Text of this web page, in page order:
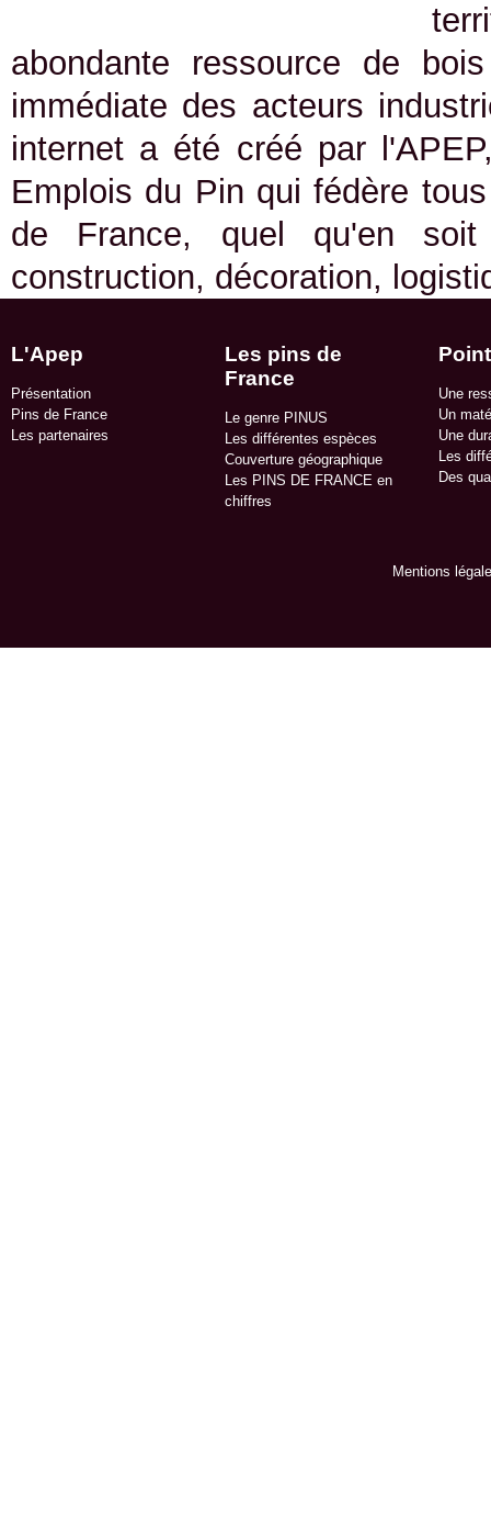
abondante ressource de
immédiate des acteurs
internet a été créé par
Emplois du Pin qui fédère
de France, quel qu'en soit
construction, décoration,
L'Apep
Présentation
Pins de France
Les partenaires
Les pins de
France
Le genre PINUS
Les différentes espèces
Couverture géographique
Les PINS DE FRANCE en
chiffres
Une
Un
Une
Les
Des
Mentions